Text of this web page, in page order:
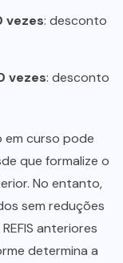
vezes: desconto
vezes: desconto
em curso pode
que formalize o
No entanto,
sem reduções
anteriores
determina a